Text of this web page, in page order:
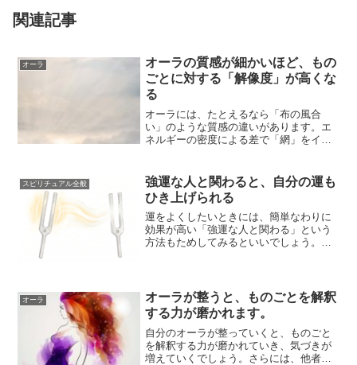
関連記事
オーラ
オーラの質感が細かいほど、もの
ごとに対する「解像度」が高くな
る
オーラには、たとえるなら「布の風合
い」のような質感の違いがあります。エ
ネルギーの密度による差で「網」をイメ
スピリチュアル全般
強運な人と関わると、自分の運も
ひき上げられる
運をよくしたいときには、簡単なわりに
効果が高い「強運な人と関わる」という
方法もためしてみるといいでしょう。自
オーラ
オーラが整うと、ものごとを解釈
する力が磨かれます。
自分のオーラが整っていくと、ものごと
を解釈する力が磨かれていき、気づきが
増えていくでしょう。さらには、他者と